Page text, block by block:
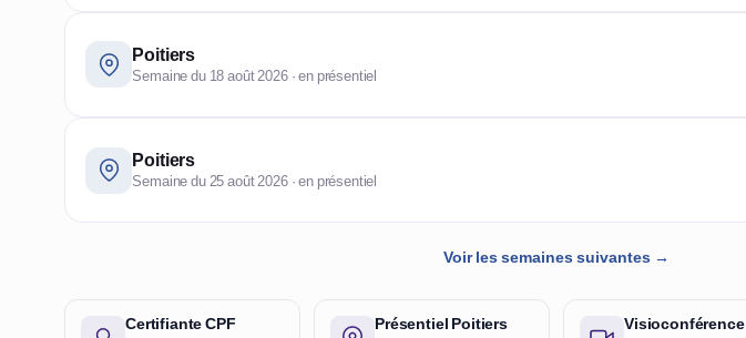
Poitiers
Semaine du 18 août 2026 · en présentiel
Poitiers
Semaine du 25 août 2026 · en présentiel
Voir les semaines suivantes →
Certifiante CPF Présentiel Poitiers Visioconférence